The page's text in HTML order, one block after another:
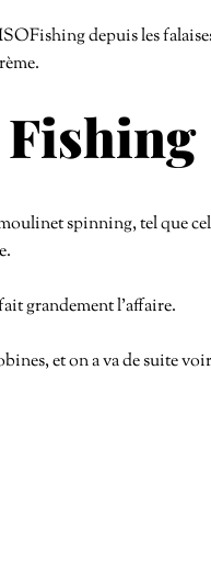
depuis les
spinning, tel que
grandement l’affaire.
et on a va de suite voir